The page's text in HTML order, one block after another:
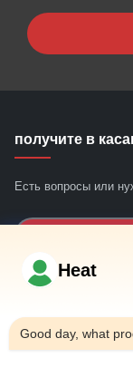
получите в
Есть вопросы или
Быстрые ссылки
Дом
Heat
Good day, what